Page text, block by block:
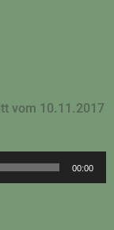
vom 10.11.2017
00:00